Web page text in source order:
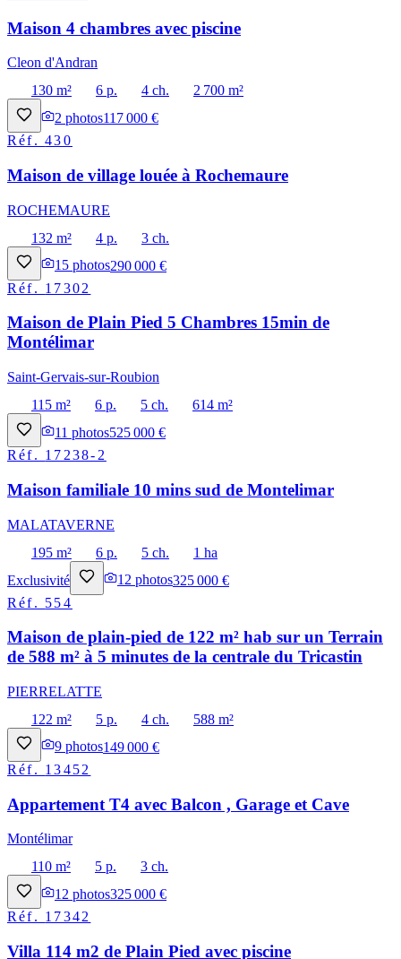
Maison 4 chambres avec piscine
Cleon d'Andran
130 m²
6 p. 4 ch.
2 700 m²
2 photos117 000 €
Réf.430
Maison de village louée à Rochemaure
ROCHEMAURE
132 m²
4 p.
3 ch.
15 photos290 000 €
Réf. 17302
Maison de Plain Pied 5 Chambres 15min de
Montélimar
Saint-Gervais-sur-Roubion
115 m²
6 p. 5 ch.
614 m²
11 photos525 000 €
Réf. 17238-2
Maison familiale 10 mins sud de Montelimar
MALATAVERNE
195 m²
6 p. 5 ch.
1 ha
Exclusivité
12 photos325 000 €
Réf. 554
Maison de plain-pied de 122 m² hab sur un Terrain
de 588 m² à 5 minutes de la centrale du Tricastin
PIERRELATTE
122 m²
5 p. 4 ch.
588 m²
9 photos149 000 €
Réf. 13452
Appartement T4 avec Balcon , Garage et Cave
Montélimar
110 m²
5 p.
3 ch.
12 photos325 000 €
Réf. 17342
Villa 114 m2 de Plain Pied avec piscine